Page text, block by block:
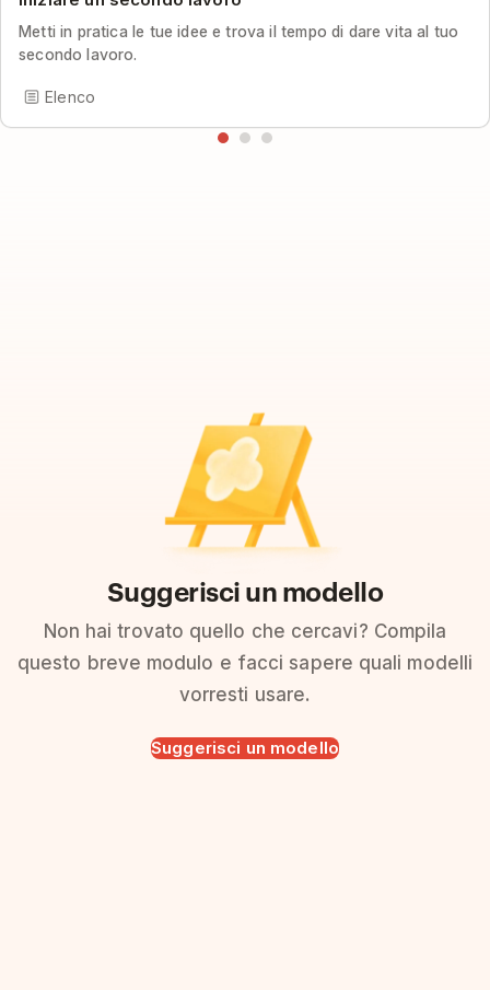
Metti in pratica le tue idee e trova il tempo di dare vita al tuo
secondo lavoro.
Elenco
Suggerisci un modello
Non hai trovato quello che cercavi? Compila
questo breve modulo e facci sapere quali modelli
vorresti usare.
Suggerisci un modello